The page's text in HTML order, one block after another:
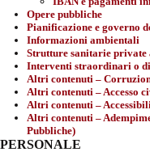
Opere pubbliche
Pianificazione e governo
Informazioni ambientali
Strutture sanitarie private
Interventi straordinari o di
Altri contenuti –
Altri contenuti – Accesso
Altri contenuti –
Altri contenuti –
Pubbliche)
PERSONALE